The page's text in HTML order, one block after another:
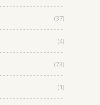
(37)
(4)
(73)
(1)